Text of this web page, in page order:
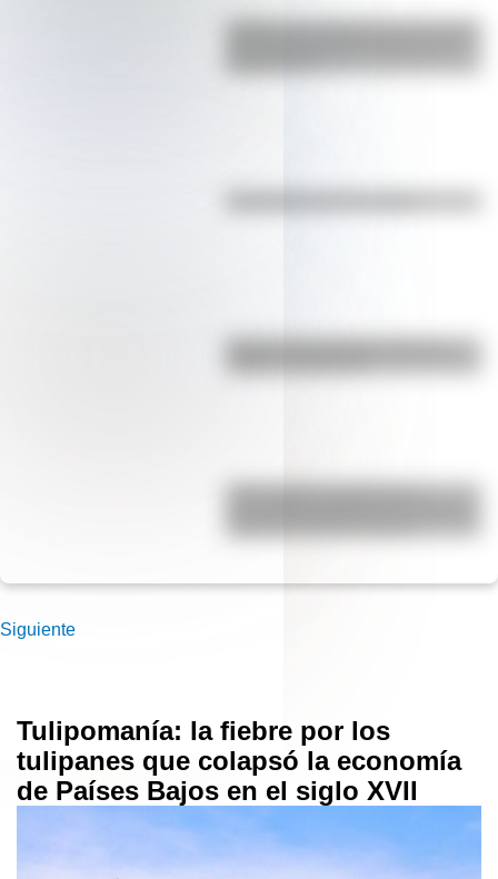
¿Sabías que Argentina tuvo la torre
Bandera de Colombia: historia,
origen y significado
17 de agosto: actividades y
segundo ciclo de primaria
Siguiente
Tulipomanía: la fiebre por los
tulipanes que colapsó la economía
de Países Bajos en el siglo XVII